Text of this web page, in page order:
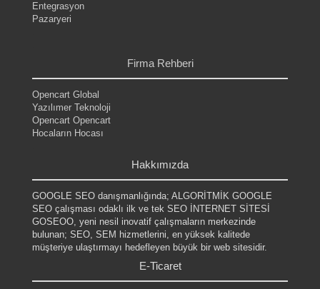
Entegrasyon
Pazaryeri
Firma Rehberi
Opencart Global
Yazılımer Teknoloji
Opencart Opencart
Hocaların Hocası
Hakkımızda
GOOGLE SEO danışmanlığında; ALGORİTMİK GOOGLE
SEO çalışması odaklı ilk ve tek SEO İNTERNET SİTESİ
GOSEOO, yeni nesil inovatif çalışmaların merkezinde
bulunan; SEO, SEM hizmetlerini, en yüksek kalitede
müşteriye ulaştırmayı hedefleyen büyük bir web sitesidir.
E-Ticaret